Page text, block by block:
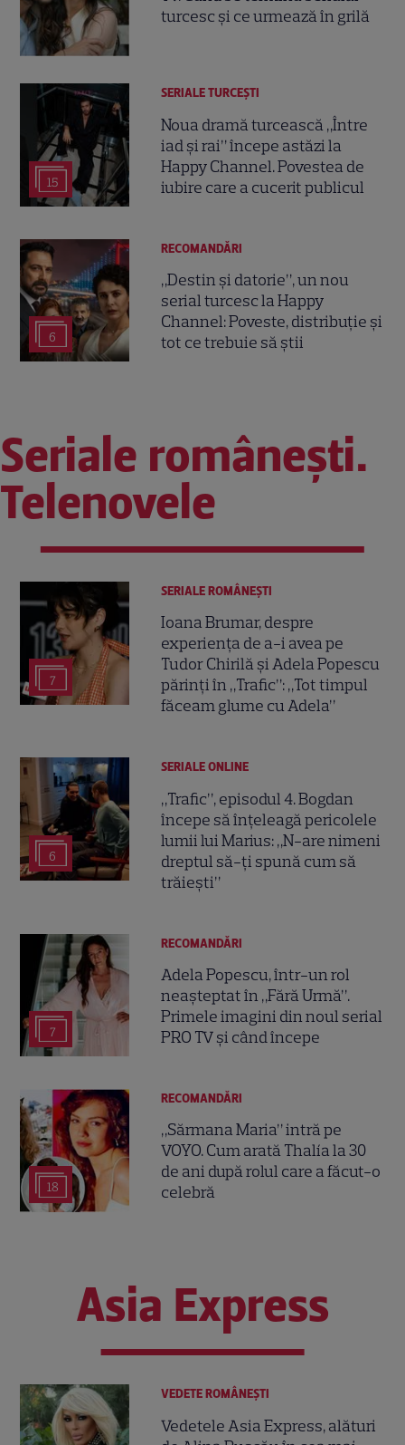
turcesc și ce urmează în grilă
15
SERIALE TURCEŞTI
Noua dramă turcească „Între
iad și rai” începe astăzi la
Happy Channel. Povestea de
iubire care a cucerit publicul
6
RECOMANDĂRI
„Destin și datorie”, un nou
serial turcesc la Happy
Channel: Poveste, distribuție și
tot ce trebuie să știi
Seriale românești.
Telenovele
7
SERIALE ROMÂNEŞTI
Ioana Brumar, despre
experiența de a-i avea pe
Tudor Chirilă și Adela Popescu
părinți în „Trafic”: „Tot timpul
făceam glume cu Adela”
6
SERIALE ONLINE
„Trafic”, episodul 4. Bogdan
începe să înțeleagă pericolele
lumii lui Marius: „N-are nimeni
dreptul să-ți spună cum să
trăiești”
7
RECOMANDĂRI
Adela Popescu, într-un rol
neașteptat în „Fără Urmă”.
Primele imagini din noul serial
PRO TV și când începe
18
RECOMANDĂRI
„Sărmana Maria” intră pe
VOYO. Cum arată Thalía la 30
de ani după rolul care a făcut-o
celebră
Asia Express
VEDETE ROMÂNEŞTI
Vedetele Asia Express, alături